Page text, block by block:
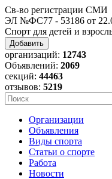
Св-во регистрации СМИ
ЭЛ №ФС77 - 53186 от
Спорт для детей и
Добавить
организаций: 12743
Объявлений: 2069
секций: 44463
отзывов: 5219
Организации
Объявления
Виды спорта
Статьи о спорте
Работа
Новости